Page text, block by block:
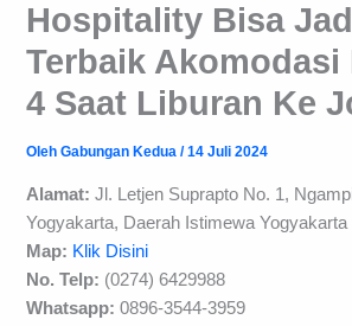
Hospitality Bisa
Terbaik Akomodasi
4 Saat Liburan Ke
OlehGabungan Kedua/14 Juli 2024
Alamat:Jl. Letjen Suprapto No. 1,
Yogyakarta, Daerah Istimewa Yogyakarta
Map: Klik Disini
No. Telp: (0274) 6429988
Whatsapp:0896-3544-3959